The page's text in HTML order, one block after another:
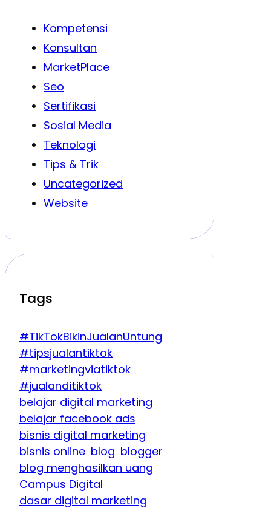
Kompetensi
Konsultan
MarketPlace
Seo
Sertifikasi
Sosial Media
Teknologi
Tips & Trik
Uncategorized
Website
Tags
#TikTokBikinJualanUntung
#tipsjualantiktok
#marketingviatiktok
#jualanditiktok
belajar digital marketing
belajar facebook ads
bisnis digital marketing
bisnis online blog blogger
blog menghasilkan uang
Campus Digital
dasar digital marketing